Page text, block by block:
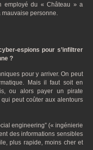
employé du « Château » a
mauvaise personne.
espions pour s’infiltrer
?
pour y arriver. On peut
Mais il faut soit en
ou alors payer un pirate
peut coûter aux alentours
engineering” (« ingénierie
des informations sensibles
plus rapide, moins cher et